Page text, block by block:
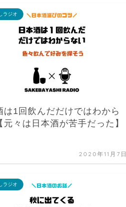
ラジオ
は1回飲んだだけではわから
元々は日本酒が苦手だった】
2020年11月7日
ラジオ